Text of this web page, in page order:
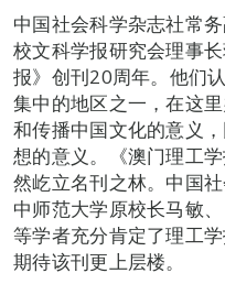
中国社会科学杂志社常
校文科学报研究会理事
报》创刊20周年。他们
集中的地区之一，在这
和传播中国文化的意义
想的意义。《澳门理工
然屹立名刊之林。中国
中师范大学原校长马敏
等学者充分肯定了理工
期待该刊更上层楼。